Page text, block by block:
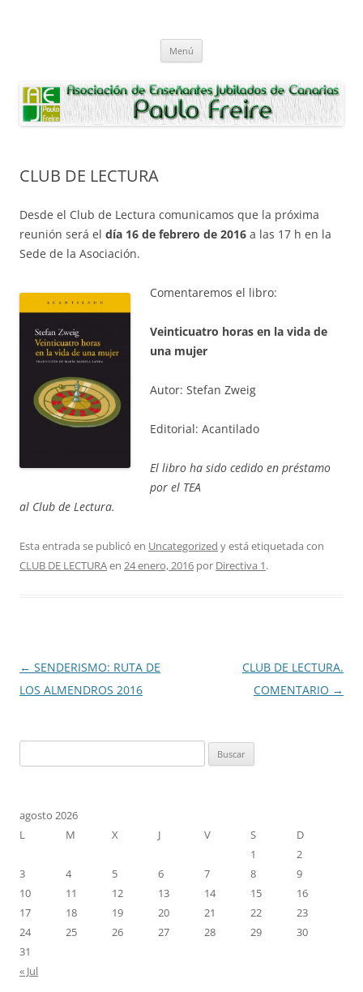
Paulo Freire
Menú
CLUB DE LECTURA
Desde el Club de Lectura comunicamos que la próxima
reunión será el día 16 de febrero de 2016 a las 17 h en la
Sede de la Asociación.
Comentaremos el libro:
Veinticuatro horas en la vida de
una mujer
Autor: Stefan Zweig
Editorial: Acantilado
El libro ha sido cedido en préstamo
por el TEA
al Club de Lectura.
Esta entrada se publicó en Uncategorized y está etiquetada con
CLUB DE LECTURAen 24 enero, 2016 por Directiva 1.
Navegación
de
← SENDERISMO: RUTA DE
LOS ALMENDROS 2016
CLUB DE LECTURA.
COMENTARIO →
agosto 2026
L
M X J V S
D
1
2
3
4 5 6 7 8
9
10
11 12 13 14 15
16
17
18 19 20 21 22
23
24
25 26 27 28 29
30
31
« Jul